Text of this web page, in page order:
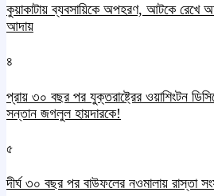
কুয়াকাটায় ব্যবসায়িকে অপহরণ, আটকে রেখে
আদায়
৪
প্রায় ৩০ বছর পর যুক্তরাষ্ট্রের ওয়াশিংটন
সন্তান জগলুল হায়দারকে!
৫
দীর্ঘ ৩০ বছর পর বাউফলের নওমালায় রাস্তা